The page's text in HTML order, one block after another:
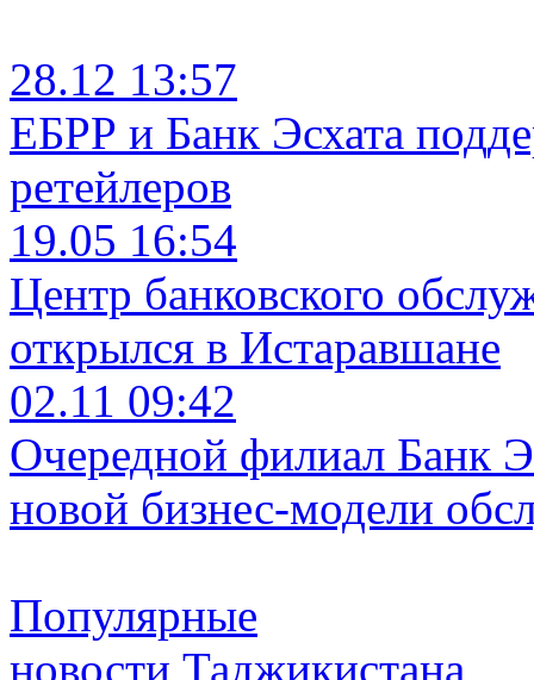
28.12 13:57
ЕБРР и Банк Эсхата
ретейлеров
19.05 16:54
Центр банковского
открылся в Истаравшане
02.11 09:42
Очередной филиал Банк
новой бизнес-модели
Популярные
новости Таджикистана